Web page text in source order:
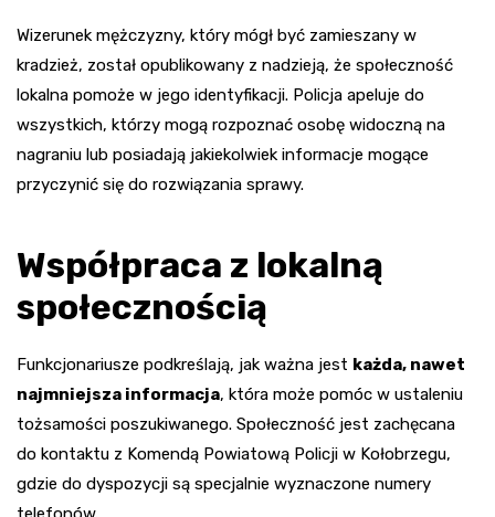
Wizerunek mężczyzny, który mógł być zamieszany w
kradzież, został opublikowany z nadzieją, że społeczność
lokalna pomoże w jego identyfikacji. Policja apeluje do
wszystkich, którzy mogą rozpoznać osobę widoczną na
nagraniu lub posiadają jakiekolwiek informacje mogące
przyczynić się do rozwiązania sprawy.
Współpraca z lokalną
społecznością
Funkcjonariusze podkreślają, jak ważna jest każda, nawet
najmniejsza informacja, która może pomóc w ustaleniu
tożsamości poszukiwanego. Społeczność jest zachęcana
do kontaktu z Komendą Powiatową Policji w Kołobrzegu,
gdzie do dyspozycji są specjalnie wyznaczone numery